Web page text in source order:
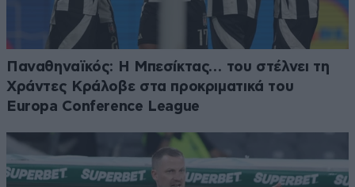
Παναθηναϊκός: Η Μπεσίκτας… του στέλνει τη
Χράντες Κράλοβε στα προκριματικά του
Europa Conference League